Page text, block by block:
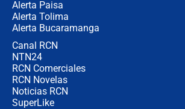
Alerta Paisa
Alerta Tolima
Alerta Bucaramanga
Canal RCN
NTN24
RCN Comerciales
RCN Novelas
Noticias RCN
SuperLike